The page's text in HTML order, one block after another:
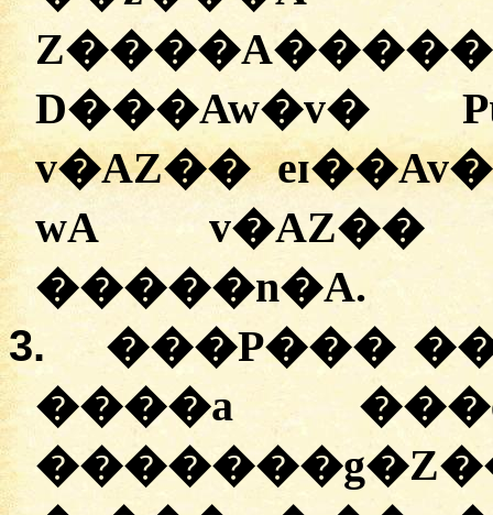
D���Aw�v�
v�AZ��
wAv�AZ��
�����n�A.
3.
���P���
����a